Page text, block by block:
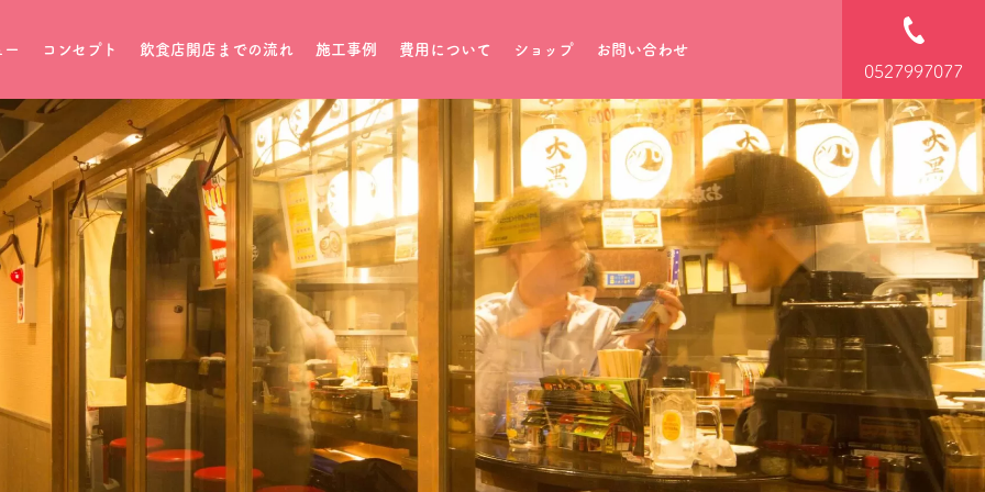
ー コンセプト 飲食店開店までの流れ 施工事例 費用について ショップ お問い合わせ
0527997077